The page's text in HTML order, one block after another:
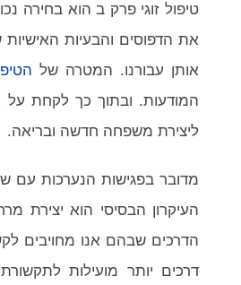
טיפול זוגי פרק ב הוא בחירה
את הדפוסים והבעיות
אותן עבורנו. המטרה של
המודעות. ובתוך כך לקחת על
ליצירת משפחה חדשה ובריאה.
מדובר בפגישות הנערכות עם
העיקרון הבסיסי הוא
הדרכים שבהם אנו מחויבים
דרכים יותר מועילות